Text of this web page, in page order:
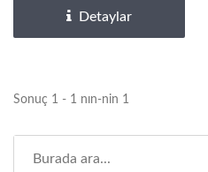
Detaylar
Sonuç 1 - 1 nın-nin 1